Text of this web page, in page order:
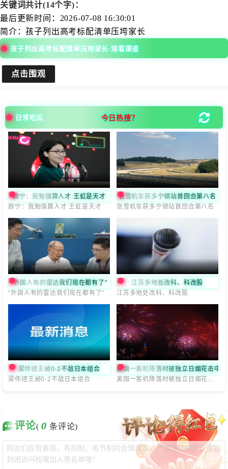
关键词共计(14个字)：
最后更新时间： 2026-07-08 16:30:01
简介：孩子列出高考标配清单压垮家长
孩子列出高考标配清单压垮家长-观看渠道
点击围观
日常吃瓜 今日热搜？
颜宁：我勉强算人才 王虹是天才
颜宁：我勉强算人才 王虹是天才
张雪机车获多宁顿站首回合第八名
张雪机车获多宁顿站首回合第八名
“外国人有的雷达我们现在都有了”
“外国人有的雷达我们现在都有了”
江苏多地处改科、科改股
江苏多地处改科、科改股
梁伟铿王昶0-2不敌日本组合
梁伟铿王昶0-2不敌日本组合
美国一客机降落时被独立日烟花击中
美国一客机降落时被独立日烟花击中
评论(0 条评论)